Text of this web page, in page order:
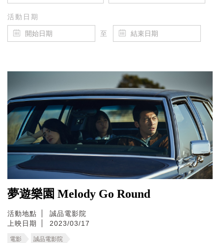
活動日期
至
夢遊樂園 Melody Go Round
活動地點
誠品電影院
上映日期
2023/03/17
電影 誠品電影院